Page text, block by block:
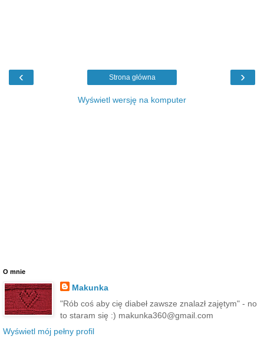
‹ ›
Strona główna
Wyświetl wersję na komputer
O mnie
Makunka
"Rób coś aby cię diabeł zawsze znalazł zajętym" - no
to staram się :) makunka360@gmail.com
Wyświetl mój pełny profil